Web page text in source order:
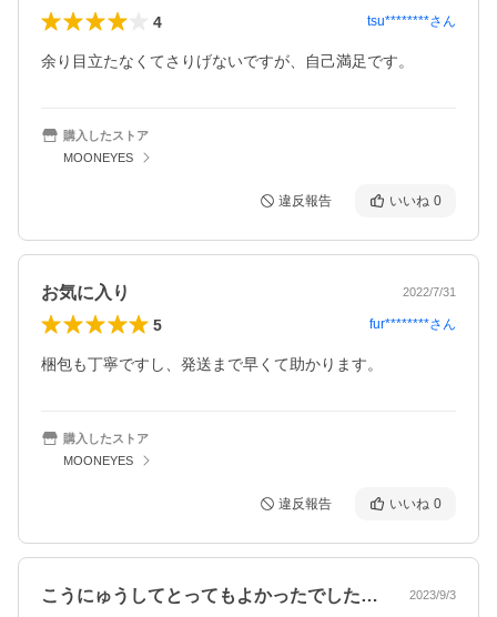
4 tsu********さん
余り目立たなくてさりげないですが、自己満足です。
購入したストア
MOONEYES
違反報告 いいね 0
お気に入り 2022/7/31
5 fur********さん
梱包も丁寧ですし、発送まで早くて助かります。
購入したストア
MOONEYES
違反報告 いいね 0
こうにゅうしてとってもよかったでしたよ… 2023/9/3